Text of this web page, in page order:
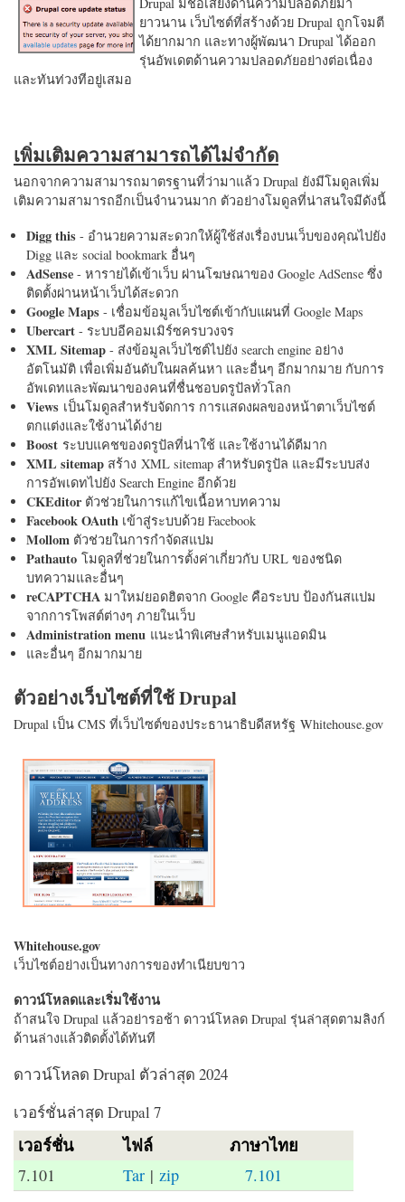
Drupal มีชื่อเสียงด้านความปลอดภัยมา
ยาวนาน เว็บไซต์ที่สร้างด้วย Drupal ถูกโจมตี
ได้ยากมาก และทางผู้พัฒนา Drupal ได้ออก
รุ่นอัพเดตด้านความปลอดภัยอย่างต่อเนื่อง
และทันท่วงทีอยู่เสมอ
เพิ่มเติมความสามารถได้ไม่จำกัด
นอกจากความสามารถมาตรฐานที่ว่ามาแล้ว Drupal ยังมีโมดูลเพิ่ม
เติมความสามารถอีกเป็นจำนวนมาก ตัวอย่างโมดูลที่น่าสนใจมีดังนี้
Digg this - อำนวยความสะดวกให้ผู้ใช้ส่งเรื่องบนเว็บของคุณไปยัง
Digg และ social bookmark อื่นๆ
AdSense - หารายได้เข้าเว็บ ผ่านโฆษณาของ Google AdSense ซึ่ง
ติดตั้งผ่านหน้าเว็บได้สะดวก
Google Maps - เชื่อมข้อมูลเว็บไซต์เข้ากับแผนที่ Google Maps
Ubercart - ระบบอีคอมเมิร์ซครบวงจร
XML Sitemap - ส่งข้อมูลเว็บไซต์ไปยัง search engine อย่าง
อัตโนมัติ เพื่อเพิ่มอันดับในผลค้นหา และอื่นๆ อีกมากมาย กับการ
อัพเดทและพัฒนาของคนที่ชื่นชอบดรูปัลทั่วโลก
Views เป็นโมดูลสำหรับจัดการ การแสดงผลของหน้าตาเว็บไซต์
ตกแต่งและใช้งานได้ง่าย
Boost ระบบแคชของดรูปัลที่น่าใช้ และใช้งานได้ดีมาก
XML sitemap สร้าง XML sitemap สำหรับดรูปัล และมีระบบส่ง
การอัพเดทไปยัง Search Engine อีกด้วย
CKEditorตัวช่วยในการแก้ไขเนื้อหาบทความ
Facebook OAuth เข้าสู่ระบบด้วย Facebook
Mollom ตัวช่วยในการกำจัดสแปม
Pathauto โมดูลที่ช่วยในการตั้งค่าเกี่ยวกับ URL ของชนิด
บทความและอื่นๆ
reCAPTCHA มาใหม่ยอดฮิตจาก Google คือระบบ ป้องกันสแปม
จากการโพสต์ต่างๆ ภายในเว็บ
Administration menu แนะนำพิเศษสำหรับเมนูแอดมิน
และอื่นๆ อีกมากมาย
ตัวอย่างเว็บไซต์ที่ใช้ Drupal
Drupal เป็น CMS ที่เว็บไซต์ของประธานาธิบดีสหรัฐ Whitehouse.gov
Whitehouse.gov
เว็บไซต์อย่างเป็นทางการของทำเนียบขาว
ดาวน์โหลดและเริ่มใช้งาน
ถ้าสนใจ Drupal แล้วอย่ารอช้า ดาวน์โหลด Drupal รุ่นล่าสุดตามลิงก์
ด้านล่างแล้วติดตั้งได้ทันที
ดาวน์โหลด Drupal ตัวล่าสุด 2024
เวอร์ชั่นล่าสุด Drupal 7
เวอร์ชั่น ไฟล์ ภาษาไทย
7.101 Tar |zip 7.101